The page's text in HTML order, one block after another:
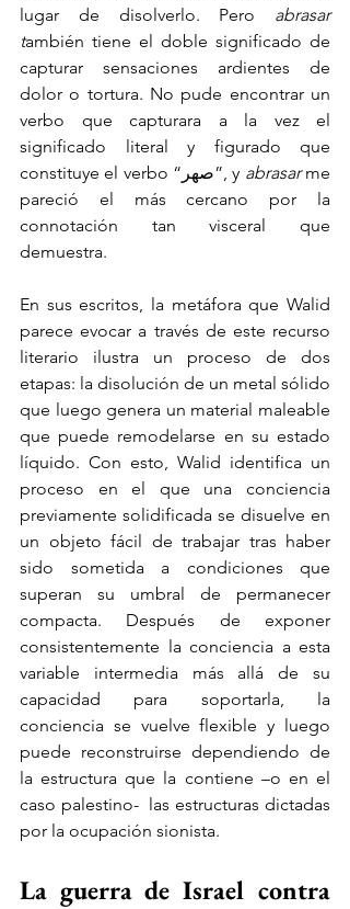
lugar de disolverlo. Pero abrasar
también tiene el doble significado de
capturar sensaciones ardientes de
dolor o tortura. No pude encontrar un
verbo que capturara a la vez el
significado literal y figurado que
constituye el verbo “صهر”, y abrasar me
pareció el más cercano por la
connotación tan visceral que
demuestra.
En sus escritos, la metáfora que Walid
parece evocar a través de este recurso
literario ilustra un proceso de dos
etapas: la disolución de un metal sólido
que luego genera un material maleable
que puede remodelarse en su estado
líquido. Con esto, Walid identifica un
proceso en el que una conciencia
previamente solidificada se disuelve en
un objeto fácil de trabajar tras haber
sido sometida a condiciones que
superan su umbral de permanecer
compacta. Después de exponer
consistentemente la conciencia a esta
variable intermedia más allá de su
capacidad para soportarla, la
conciencia se vuelve flexible y luego
puede reconstruirse dependiendo de
la estructura que la contiene –o en el
caso palestino-  las estructuras dictadas
por la ocupación sionista.
La guerra de Israel contra